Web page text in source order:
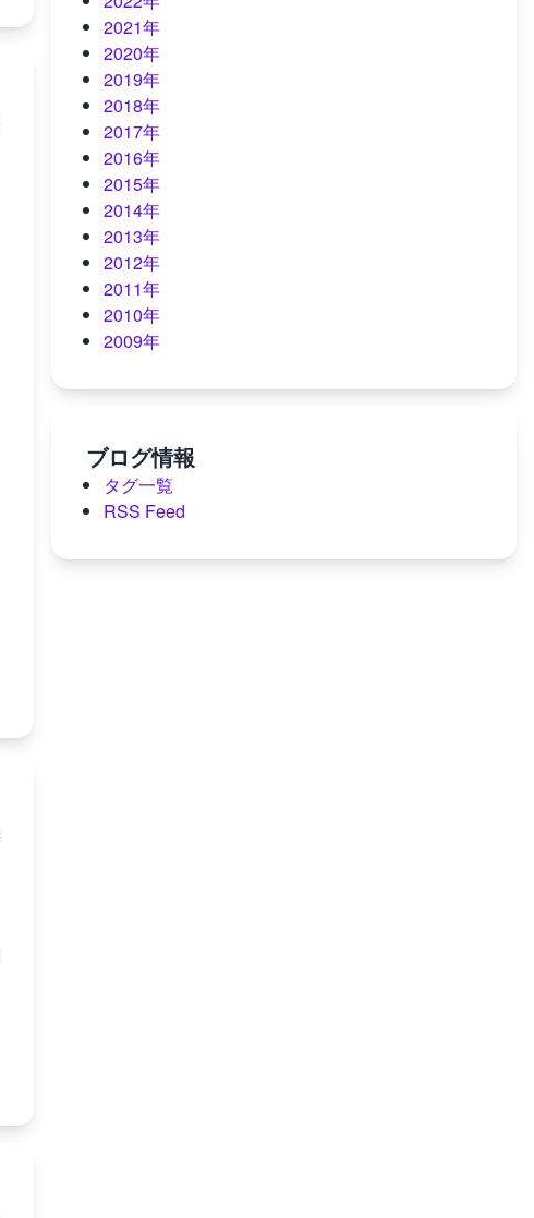
2021年
2020年
2019年
2018年
2017年
2016年
2015年
2014年
2013年
2012年
2011年
2010年
2009年
ブログ情報
タグ一覧
RSS Feed